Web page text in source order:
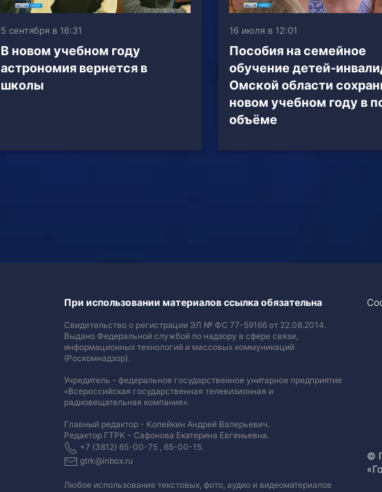
5 сентября в 16:31
В новом учебном году
астрономия вернется в
школы
16 июля в 12:01
Пособия на семейное
обучение детей-
Омской области
новом учебном году в
объёме
При использовании материалов ссылка обязательна
Свидетельство о регистрации ЭЛ № ФС 77-59166 от 22.08.2014.
Выдано Федеральной службой по надзору в сфере связи,
информационных технологий и массовых коммуникаций
(Роскомнадзор).
Учредитель - федеральное государственное унитарное предприятие
«Всероссийская государственная телевизионная и
радиовещательная компания».
Главный редактор - Копейкин Андрей Валерьевич.
Редактор ГТРК - Сафонова Екатерина Евгеньевна.
+7 (3812) 65-00-75 , 65-00-15.
gtrk@inbox.ru
Любое использование текстовых, фото, аудио и видеоматериалов
©